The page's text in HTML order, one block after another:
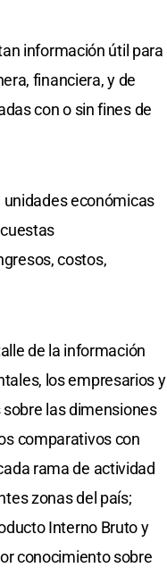
información útil para
financiera, y de
con o sin fines de
económicas
costos,
de la información
los empresarios y
las dimensiones
comparativos con
rama de actividad
zonas del país;
Interno Bruto y
conocimiento sobre